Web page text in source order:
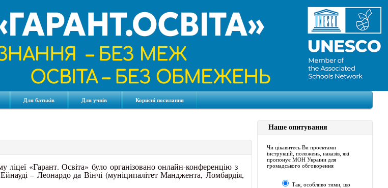
Для батьків Для учнів Корисні посилання
«Гарант. Освіта» було організовано онлайн-конференцію з
– Леонардо да Вінчі (муніципалітет Манджента, Ломбардія,
Наше опитування
Чи цікавитесь Ви проектами
інструкцій, положень, наказів, які
пропонує МОН України для
громадського обговорення
Так, особливо тими, що